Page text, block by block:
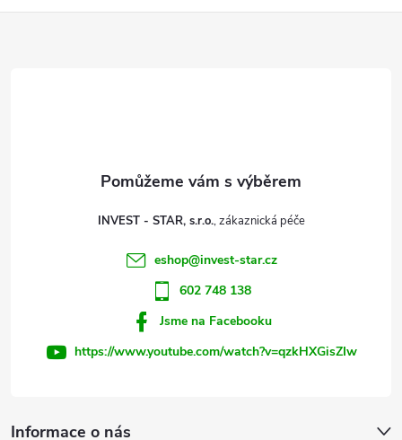
Informace o nás
INVEST - STAR, s.r.o.
eshop@invest-star.cz
602 748 138
Jsme na Facebooku
https://www.youtube.com/watch?v=qzkHXGisZIw